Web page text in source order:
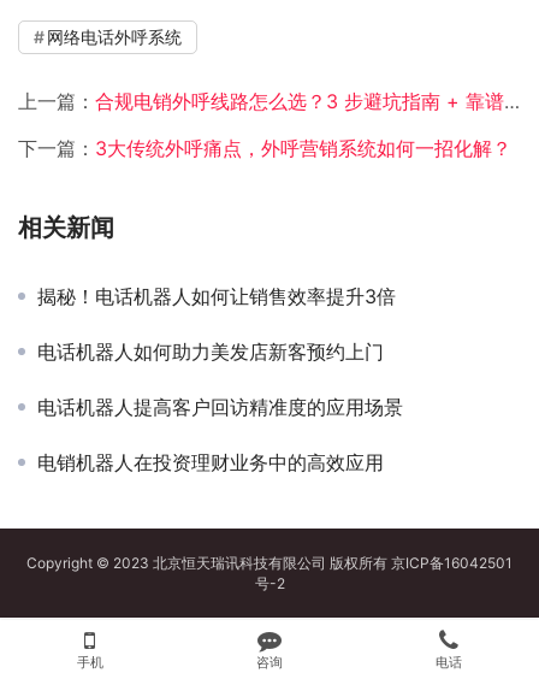
网络电话外呼系统
上一篇： 合规电销外呼线路怎么选？3 步避坑指南 + 靠谱渠道推荐
下一篇： 3大传统外呼痛点，外呼营销系统如何一招化解？
相关新闻
揭秘！电话机器人如何让销售效率提升3倍
电话机器人如何助力美发店新客预约上门
电话机器人提高客户回访精准度的应用场景
电销机器人在投资理财业务中的高效应用
Copyright © 2023 北京恒天瑞讯科技有限公司 版权所有 京ICP备16042501
号-2
手机 咨询 电话